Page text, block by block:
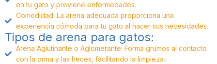
en tu gato y previene enfermedades.
Comodidad: La arena adecuada proporciona una
experiencia cómoda para tu gato al hacer sus necesidades.
Tipos de arena para gatos:
Arena Aglutinante o Aglomerante: Forma grumos al contacto
con la orina y las heces, facilitando la limpieza.